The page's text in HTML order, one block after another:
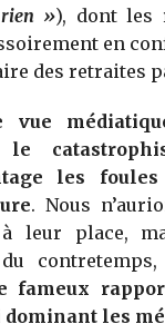
»), dont les
en
des retraites
vue
le
les
. Nous
leur place,
fameux
les